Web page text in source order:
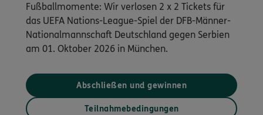
Fußballmomente: Wir verlosen 2 x 2 Tickets für
das UEFA Nations-League-Spiel der DFB-Männer-
Nationalmannschaft Deutschland gegen Serbien
am 01. Oktober 2026 in München.
Abschließen und gewinnen
Teilnahmebedingungen